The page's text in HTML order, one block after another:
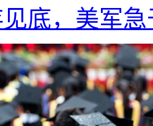
底，美军